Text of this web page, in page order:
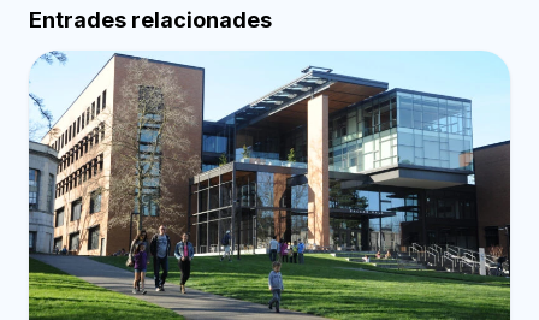
Entrades relacionades